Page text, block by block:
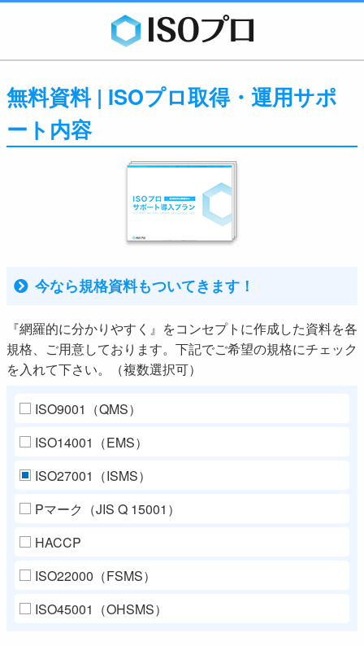
無料資料 | ISOプロ取得・運用サポ
ート内容
今なら規格資料もついてきます！
『網羅的に分かりやすく』をコンセプトに作成した資料を各
規格、ご用意しております。下記でご希望の規格にチェック
を入れて下さい。（複数選択可）
ISO9001（QMS）
ISO14001（EMS）
ISO27001（ISMS）
Pマーク（JIS Q 15001）
HACCP
ISO22000（FSMS）
ISO45001（OHSMS）